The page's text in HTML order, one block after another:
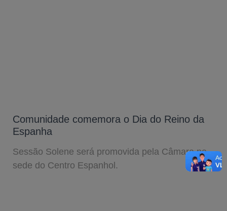
Comunidade comemora o Dia do Reino da
Espanha
Sessão Solene será promovida pela Câmara na
sede do Centro Espanhol.